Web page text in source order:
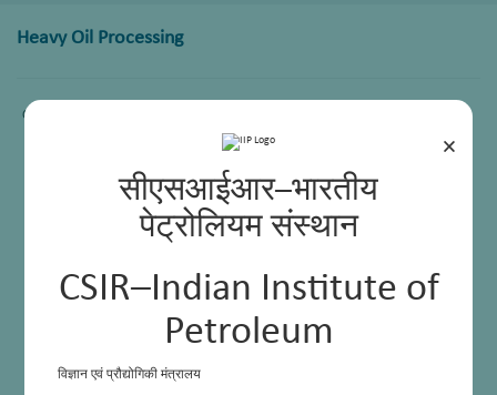
×
सीएसआईआर–भारतीय
पेट्रोलियम संस्थान
CSIR–Indian Institute of
Petroleum
विज्ञान एवं प्रौद्योगिकी मंत्रालय
Heavy Oil Processing
Comming Soon.